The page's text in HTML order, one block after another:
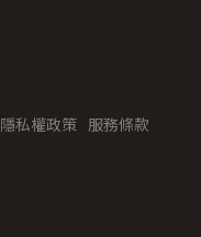
隱私權政策 服務條款